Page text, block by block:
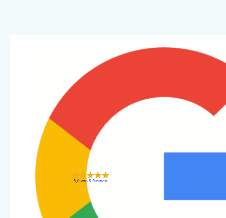
5,0 von 5 Sternen